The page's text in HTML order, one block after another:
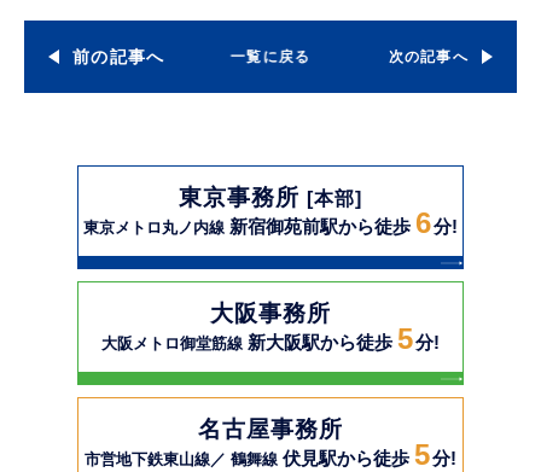
前の記事へ 一覧に戻る 次の記事へ
大阪事務所
大阪メトロ御堂筋線 新大阪駅から徒歩 5分!
東京事務所 [本部]
東京メトロ丸ノ内線 新宿御苑前駅から徒歩 6分!
名古屋事務所
市営地下鉄東山線／ 鶴舞線 伏見駅から徒歩 5分!